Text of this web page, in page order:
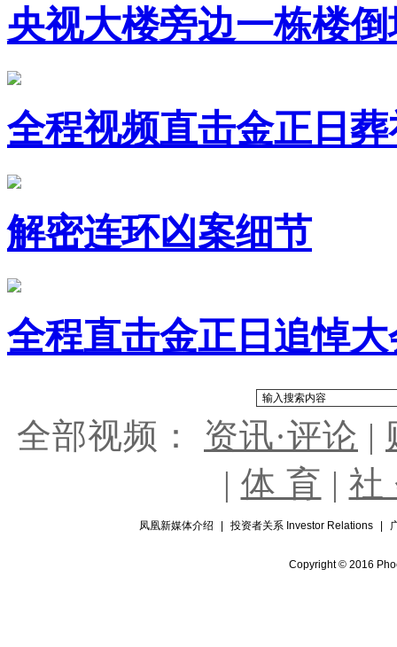
央视大楼旁边一栋楼倒
全程视频直击金正日葬
解密连环凶案细节
全程直击金正日追悼大
全部视频： 资讯·评论 |
| 体 育 | 社
凤凰新媒体介绍 投资者关系 Investor Relations
Copyright © 2016